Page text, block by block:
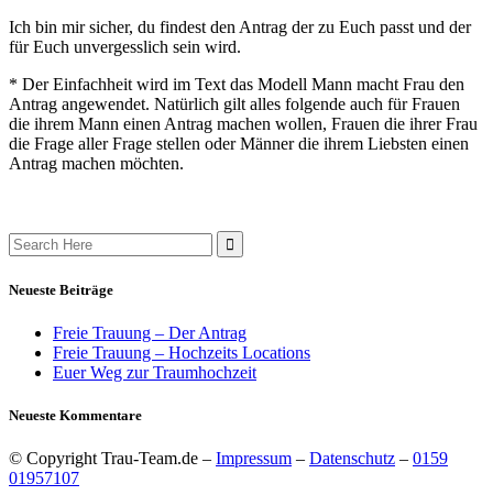
Ich bin mir sicher, du findest den Antrag der zu Euch passt und der
für Euch unvergesslich sein wird.
* Der Einfachheit wird im Text das Modell Mann macht Frau den
Antrag angewendet. Natürlich gilt alles folgende auch für Frauen
die ihrem Mann einen Antrag machen wollen, Frauen die ihrer Frau
die Frage aller Frage stellen oder Männer die ihrem Liebsten einen
Antrag machen möchten.
Search
for:
Neueste Beiträge
Freie Trauung – Der Antrag
Freie Trauung – Hochzeits Locations
Euer Weg zur Traumhochzeit
Neueste Kommentare
© Copyright Trau-Team.de – Impressum – Datenschutz – 0159
01957107